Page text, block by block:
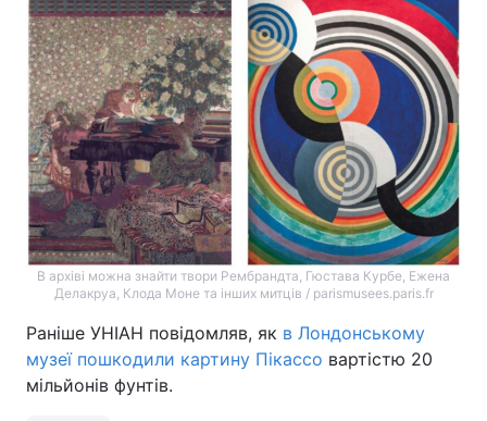
В архіві можна знайти твори Рембрандта, Гюстава Курбе, Ежена
Делакруа, Клода Моне та інших митців / parismusees.paris.fr
Раніше УНІАН повідомляв, як в Лондонському
музеї пошкодили картину Пікассо вартістю 20
мільйонів фунтів.